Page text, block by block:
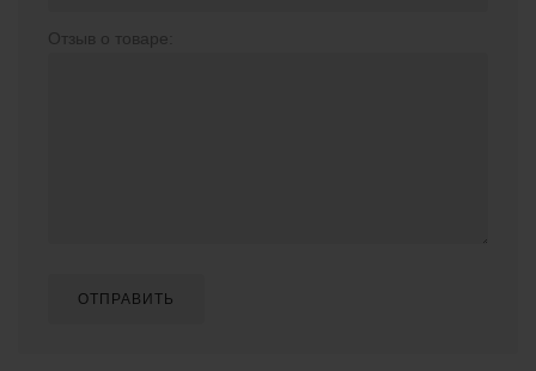
Отзыв о товаре:
ОТПРАВИТЬ